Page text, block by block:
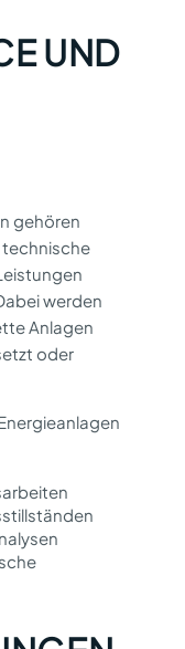
UND
gehören
werden
Anlagen
oder